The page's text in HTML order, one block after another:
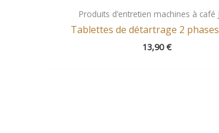
Produits d’entretien machines à café
Tablettes de détartrage 2 phases
13,90€